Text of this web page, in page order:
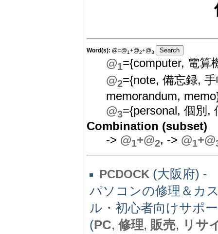
Word(s): @=@1+@2+@3
@1={computer, 電算
@2={note, 備忘録,
memorandum,
@3={personal, 個別,
Combination (subset)
-> @1+@2, -> @1+@
PCDOCK (大阪府) -
パソコンの修理＆カ
ル・初心者向けサポ
(PC,修理, 販売, リサ